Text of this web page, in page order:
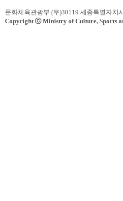
문화체육관광부 (우)30119 세종특별자치
Copyright ⓒ Ministry of Culture, Sports